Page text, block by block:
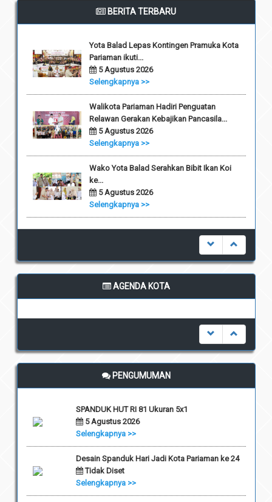
BERITA TERBARU
Yota Balad Lepas Kontingen Pramuka Kota
Pariaman ikuti...
5 Agustus 2026
Selengkapnya >>
Walikota Pariaman Hadiri Penguatan
Relawan Gerakan Kebajikan Pancasila...
5 Agustus 2026
Selengkapnya >>
Wako Yota Balad Serahkan Bibit Ikan Koi
ke...
5 Agustus 2026
Selengkapnya >>
AGENDA KOTA
PENGUMUMAN
SPANDUK HUT RI 81 Ukuran 5x1
5 Agustus 2026
Selengkapnya >>
Desain Spanduk Hari Jadi Kota Pariaman ke 24
Tidak Diset
Selengkapnya >>